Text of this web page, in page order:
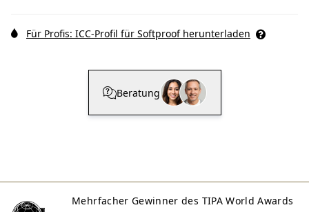
Für Profis: ICC-Profil für Softproof herunterladen
Beratung
Mehrfacher Gewinner des TIPA World Awards